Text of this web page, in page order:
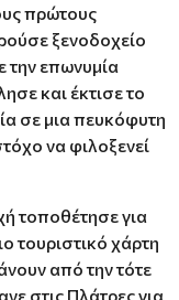
πρώτους
ξενοδοχείο
την επωνυμία
και έκτισε το
σε μια πευκόφυτη
να φιλοξενεί
τοποθέτησε για
τουριστικό χάρτη
από την τότε
στις Πλάτρες για